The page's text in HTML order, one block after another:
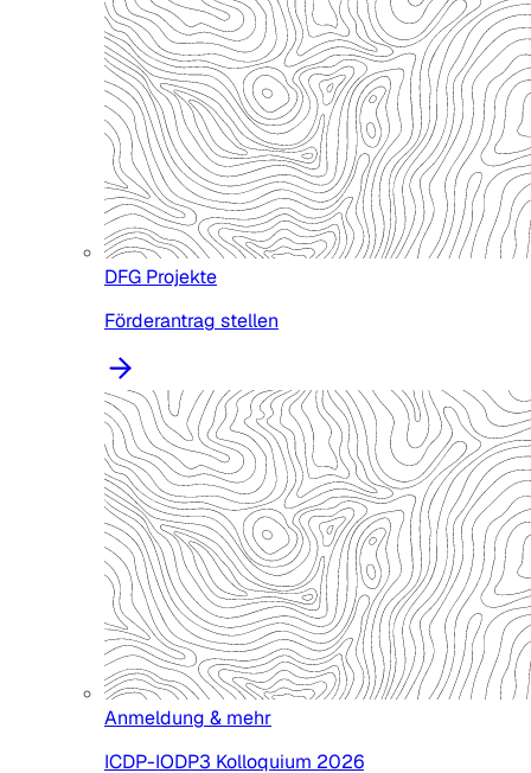
DFG Projekte
Förderantrag stellen
Anmeldung & mehr
ICDP-IODP3 Kolloquium 2026